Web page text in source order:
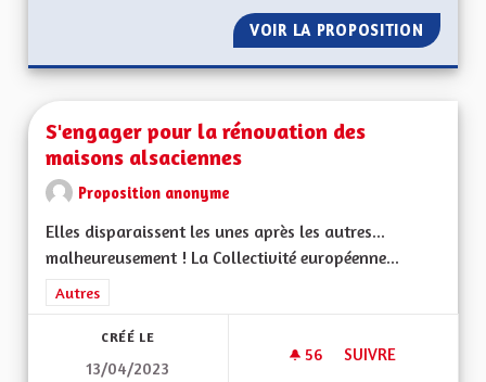
VOIR LA PROPOSITION
S'engager pour la rénovation des
maisons alsaciennes
Proposition anonyme
Elles disparaissent les unes après les autres...
malheureusement ! La Collectivité européenne...
Filtrer les résultats de la catégorie : Autres
Autres
CRÉÉ LE
13/04/2023
56 56 ABONNÉS
SUIVRE